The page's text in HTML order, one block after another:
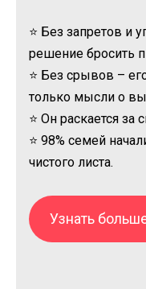
⭐ Без запретов и
решение бросить
⭐ Без срывов –
только мысли о
⭐ Он раскается
⭐ 98% семей
чистого листа.
Узнать